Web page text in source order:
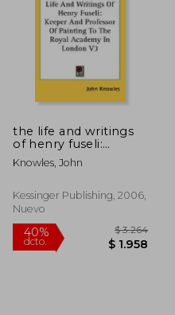
dcto. $
the life and writings
of henry fuseli:
keeper and professor
of painting to the
london v3 (en Inglés)
Knowles, John
Kessinger Publishing, 2006,
Nuevo